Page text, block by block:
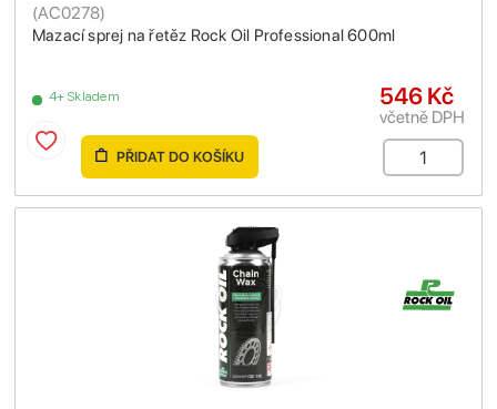
Mazací sprej na řetěz Rock Oil Professional 600ml
(AC0278)
4+ Skladem 546 Kč
včetně DPH
PŘIDAT DO KOŠÍKU